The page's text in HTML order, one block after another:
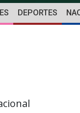
DEPORTES